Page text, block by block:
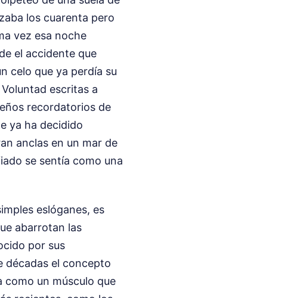
los cuarenta pero
vez esa noche
el accidente que
celo que ya perdía su
escritas a
recordatorios de
ya ha decidido
anclas en un mar de
se sentía como una
eslóganes, es
abarrotan las
por sus
décadas el concepto
como un músculo que